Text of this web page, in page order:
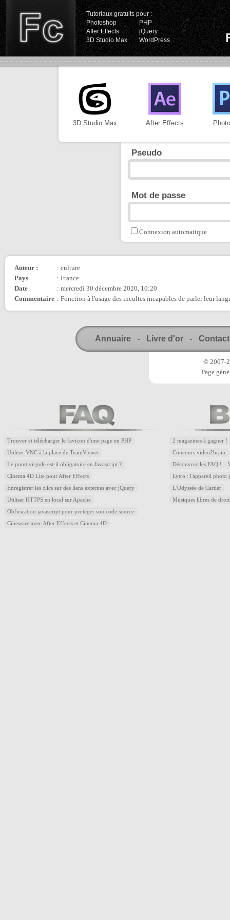
Tutoriaux gratuits pour :
Photoshop
PHP
After Effects
jQuery
3D Studio Max
WordPress
3D Studio Max After Effects
Pseudo
Mot de passe
Connexion automatique
Auteur : : culture
Pays
: France
Date
: mercredi 30 décembre 2020, 10:20
Commentaire : Fonction à l'usage des incultes incapables de parler leur
Annuaire - Livre d'or - Contact
© 2007-
Page
Trouver et télécharger le favicon d'une page en PHP
Utiliser VNC à la place de TeamViewer
Le point virgule est-il obligatoire en Javascript ?
Cinema 4D Lite pour After Effects
Enregistrer les clics sur des liens externes avec jQuery
Utiliser HTTPS en local sur Apache
Obfuscation javascript pour protéger son code source
Cineware avec After Effects et Cinema 4D
2 magazines à gagner !
Concours video2brain
Découvrez les FAQ !
Lytro : l'appareil photo
L'Odyssée de Cartier
Musiques libres de